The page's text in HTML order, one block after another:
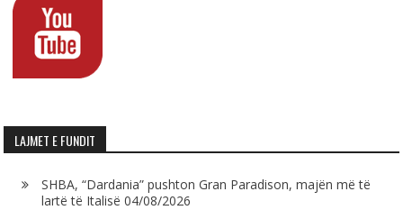
LAJMET E FUNDIT
SHBA, “Dardania” pushton Gran Paradison, majën më të
lartë të Italisë 04/08/2026